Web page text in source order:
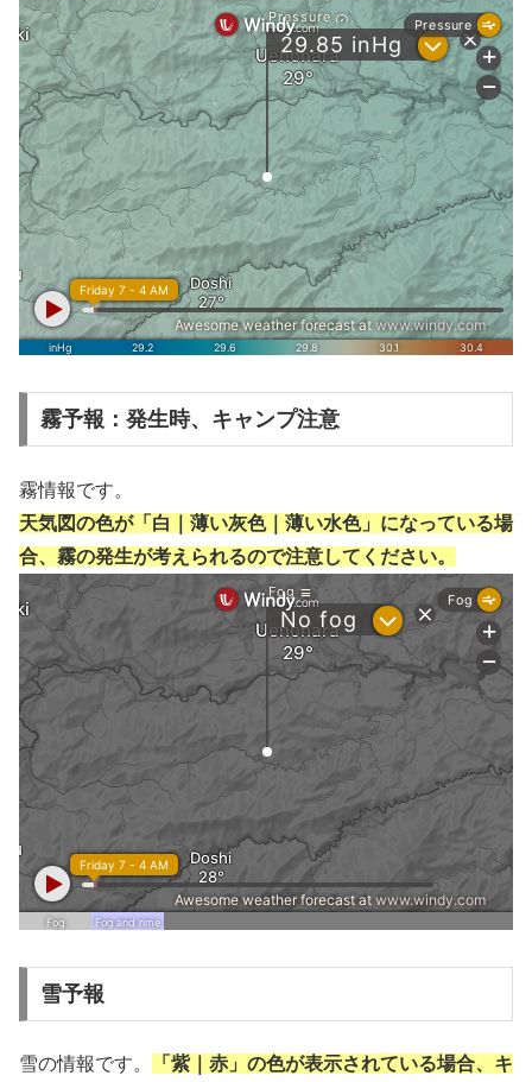
霧予報：発生時、キャンプ注意
霧情報です。
天気図の色が「白｜薄い灰色｜薄い水色」になっている場
合、霧の発生が考えられるので注意してください。
雪予報
雪の情報です。
「紫｜赤」の色が表示されている場合、キ